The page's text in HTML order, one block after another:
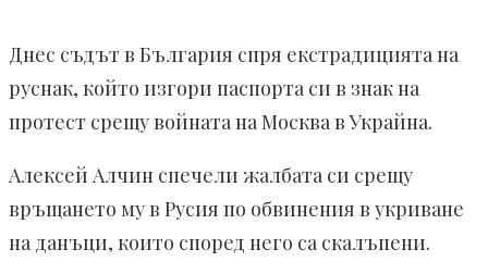
Днес съдът в България спря екстрадицията на
руснак, който изгори паспорта си в знак на
протест срещу войната на Москва в Украйна.
Алексей Алчин спечели жалбата си срещу
връщането му в Русия по обвинения в укриване
на данъци, които според него са скалъпени.